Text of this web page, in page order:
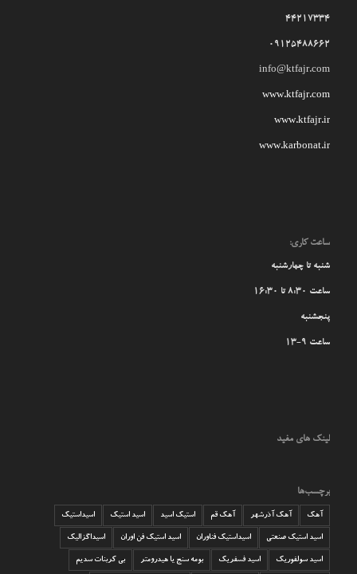
44217334
09125488662
info@ktfajr.com
www.ktfajr.com
www.ktfajr.ir
www.karbonat.ir
ساعت کاری:
شنبه تا چهارشنبه
ساعت 8:30 تا 16:30
پنجشنبه
ساعت 9-13
لینک های مفید
برچسب‌ها
آهک آهک آذرشهر آهک قم استیک اسید اسید استیک اسیداستیک
اسید استیک صنعتی اسیداستیک فناوران اسید استیک فن اوران اسیداگزالیک
اسید سولفوریک اسید فسفریک بومه سنج یا هیدرومتر بی کربنات سدیم